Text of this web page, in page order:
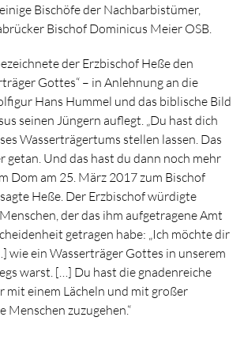
Bischöfe der Nachbarbistümer,
Bischof Dominicus Meier OSB.
der Erzbischof Heße den
Gottes“ – in Anlehnung an die
Hans Hummel und das biblische Bild
seinen Jüngern auflegt. „Du hast dich
Wasserträgertums stellen lassen. Das
getan. Und das hast du dann noch mehr
Dom am 25. März 2017 zum Bischof
Heße. Der Erzbischof würdigte
der das ihm aufgetragene Amt
getragen habe: „Ich möchte dir
wie ein Wasserträger Gottes in unserem
warst. […] Du hast die gnadenreiche
mit einem Lächeln und mit großer
Menschen zuzugehen.“